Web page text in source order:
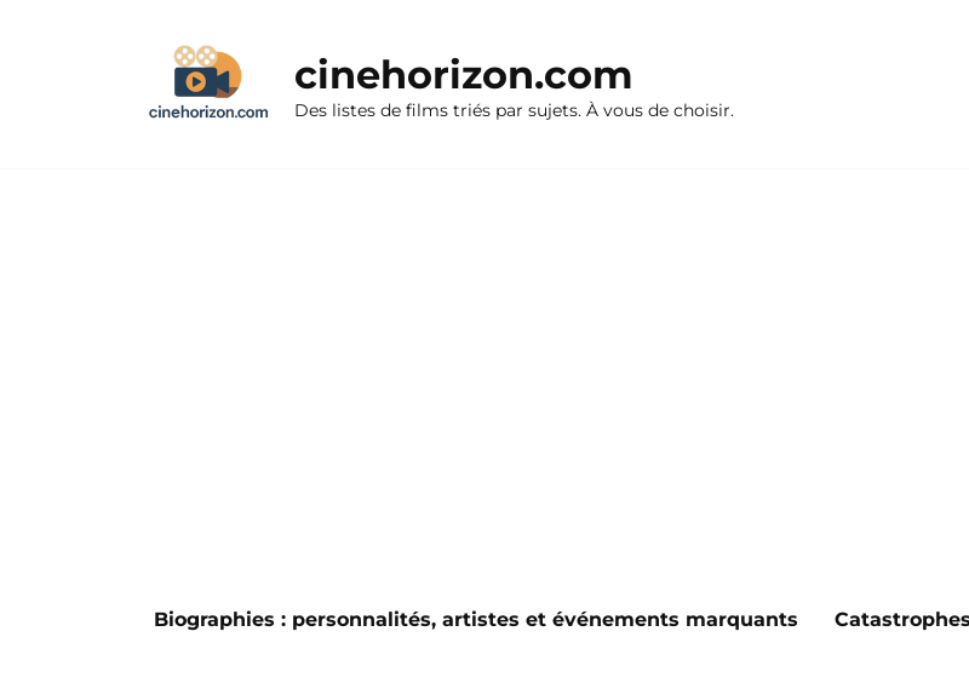
cinehorizon.com
Des listes de films triés par sujets. À vous de choisir.
Biographies : personnalités, artistes et événements marquants Catastrophes